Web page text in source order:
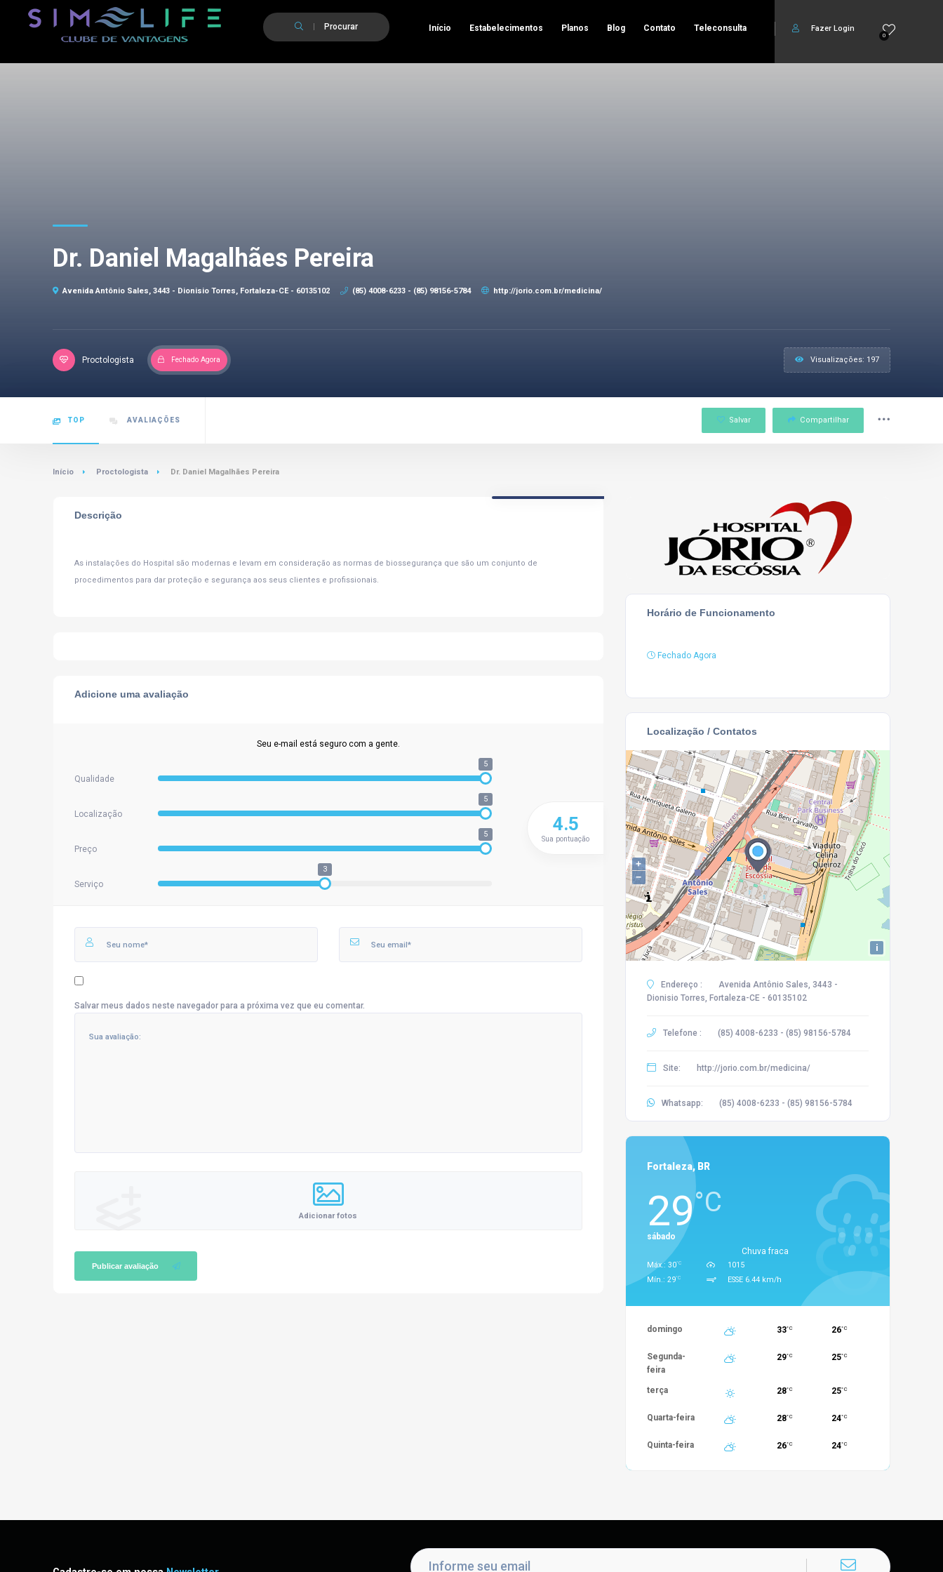
Procurar
0
Fazer Login
Início Estabelecimentos Planos Blog Contato Teleconsulta
Dr. Daniel Magalhães Pereira
Avenida Antônio Sales, 3443 - Dionisio Torres, Fortaleza-CE - 60135102 (85) 4008-6233 - (85) 98156-5784 http://jorio.com.br/medicina/
Proctologista Fechado Agora Visualizações: 197
TOP AVALIAÇÕES Salvar Compartilhar
Início Proctologista Dr. Daniel Magalhães Pereira
Descrição
As instalações do Hospital são modernas e levam em consideração as normas de biossegurança que são um conjunto de
procedimentos para dar proteção e segurança aos seus clientes e profissionais.
Adicione uma avaliação
Seu e-mail está seguro com a gente.
Qualidade
5
Localização
5
Preço
5
Serviço
3
4.5
Sua pontuação
Salvar meus dados neste navegador para a próxima vez que eu comentar.
Adicionar fotos
Publicar avaliação
Horário de Funcionamento
Fechado Agora
Localização / Contatos
+
−
i
Endereço :
Avenida Antônio Sales, 3443 -
Dionisio Torres, Fortaleza-CE - 60135102
Telefone : (85) 4008-6233 - (85) 98156-5784
Site: http://jorio.com.br/medicina/
Whatsapp: (85) 4008-6233 - (85) 98156-5784
Fortaleza, BR
29°C
Chuva fraca
sábado
Máx.: 30°C
Mín.: 29°C
1015
ESSE 6.44 km/h
domingo 33°C 26°C
Segunda-
feira
29°C 25°C
terça 28°C 25°C
Quarta-feira 28°C 24°C
Quinta-feira 26°C 24°C